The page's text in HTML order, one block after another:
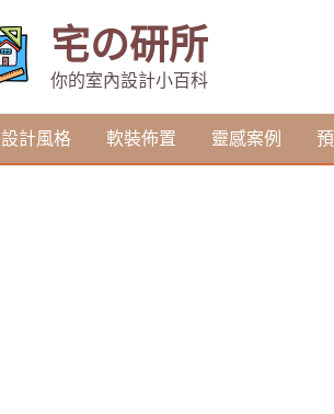
宅の研所
你的室內設計小百科
設計風格 軟裝佈置 靈感案例